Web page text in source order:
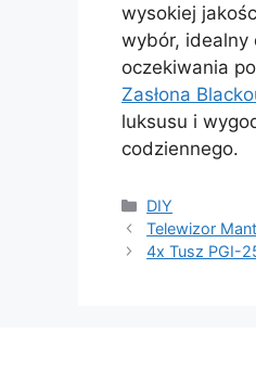
wysokiej
wybór, idealny
oczekiwania
Zasłona
luksusu i
codziennego.
Kategorie
DIY
Telewizor
4x Tusz PGI-